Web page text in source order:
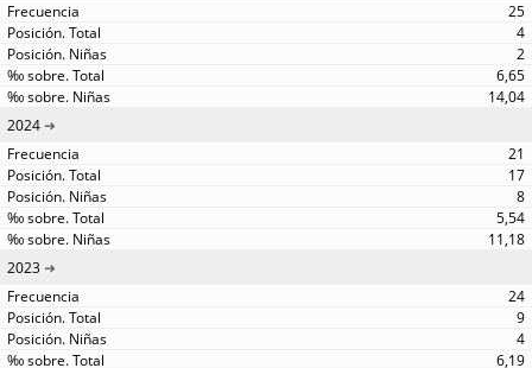
25
4
2
6,65
14,04
2024
21
17
8
5,54
11,18
2023
24
9
4
6,19